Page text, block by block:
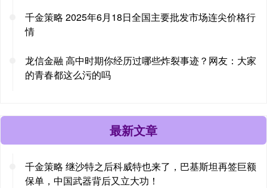
千金策略 2025年6月18日全国主要批发市场连尖价格行
情
龙信金融 高中时期你经历过哪些炸裂事迹？网友：大家
的青春都这么污的吗
最新文章
千金策略 继沙特之后科威特也来了，巴基斯坦再签巨额
保单，中国武器背后又立大功！